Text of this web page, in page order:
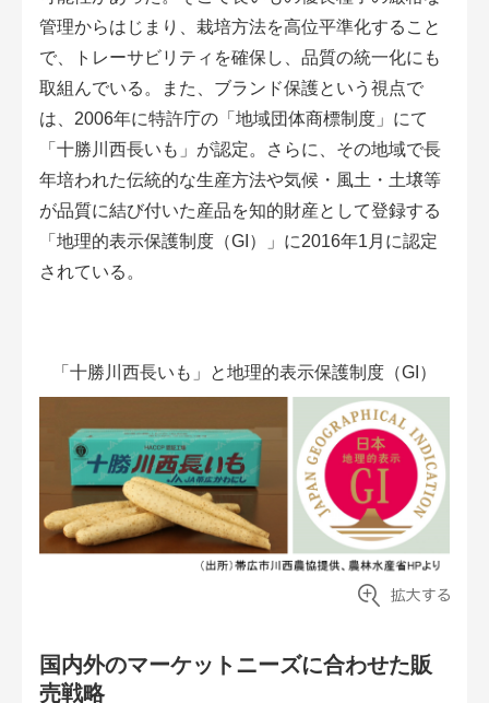
管理からはじまり、栽培方法を高位平準化すること
で、トレーサビリティを確保し、品質の統一化にも
取組んでいる。また、ブランド保護という視点で
は、2006年に特許庁の「地域団体商標制度」にて
「十勝川西長いも」が認定。さらに、その地域で長
年培われた伝統的な生産方法や気候・風土・土壌等
が品質に結び付いた産品を知的財産として登録する
「地理的表示保護制度（GI）」に2016年1月に認定
されている。
「十勝川西長いも」と地理的表示保護制度（GI）
国内外のマーケットニーズに合わせた販
売戦略